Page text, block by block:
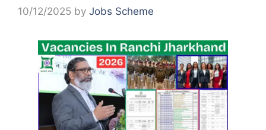
10/12/2025 by Jobs Scheme